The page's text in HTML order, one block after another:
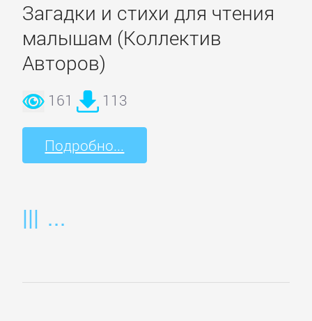
Загадки и стихи для чтения
малышам (Коллектив
Авторов)
161 113
Подробно...
Русская
классика
Советская
литература
Старинная
литература:
КОМПЬЮТЕРНАЯ